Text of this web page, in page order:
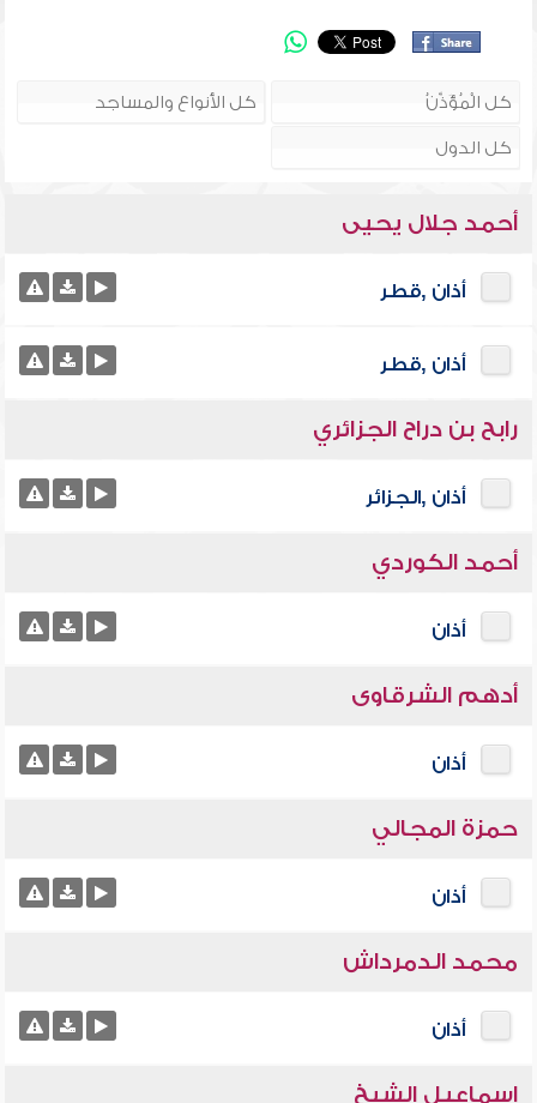
أحمد جلال يحيى
أذان ,قطر
أذان ,قطر
رابح بن دراح الجزائري
أذان ,الجزائر
أحمد الكوردي
أذان
أدهم الشرقاوى
أذان
حمزة المجالي
أذان
محمد الدمرداش
أذان
إسماعيل الشيخ